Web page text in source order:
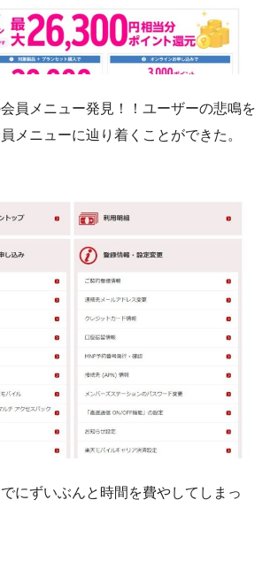
員メニュー発見！！ユーザーの悲鳴を
メニューに辿り着くことができた。
にずいぶんと時間を費やしてしまっ